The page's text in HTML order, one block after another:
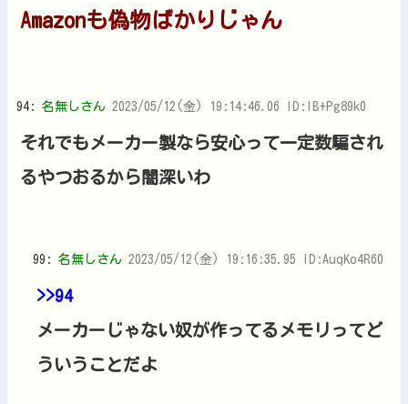
Amazonも偽物ばかりじゃん
94: 名無しさん 2023/05/12(金) 19:14:46.06 ID:lB+Pg89k0
それでもメーカー製なら安心って一定数騙され
るやつおるから闇深いわ
99: 名無しさん 2023/05/12(金) 19:16:35.95 ID:AuqKo4R60
>>94
メーカーじゃない奴が作ってるメモリってど
ういうことだよ